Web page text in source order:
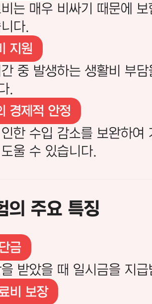
는 매우 비싸기 때문에
다.
지원
중 발생하는 생활비 부
.
경제적 안정
한 수입 감소를 보완하여
울 수 있습니다.
의 주요 특징
금
받았을 때 일시금을 지
비 보장